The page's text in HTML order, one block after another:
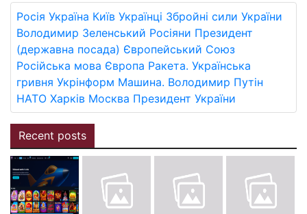
Росія Україна Київ Українці Збройні сили України
Володимир Зеленський Росіяни Президент
(державна посада) Європейський Союз
Російська мова Європа Ракета. Українська
гривня Укрінформ Машина. Володимир Путін
НАТО Харків Москва Президент України
Recent posts